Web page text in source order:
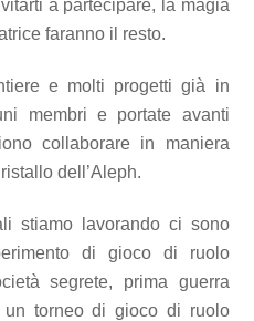
a partecipare, la magia
faranno il resto.
e molti progetti già in
membri e portate avanti
collaborare in maniera
dell’Aleph.
stiamo lavorando ci sono
di gioco di ruolo
segrete, prima guerra
torneo di gioco di ruolo